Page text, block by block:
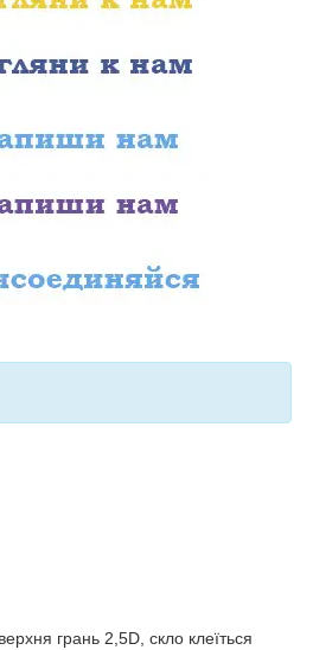
грань 2,5D, скло клеїться